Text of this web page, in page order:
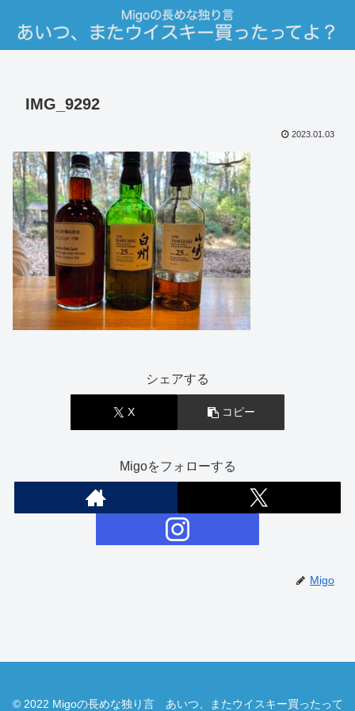
IMG_9292
2023.01.03
シェアする
X コピー
Migoをフォローする
Migo
© 2022 Migoの長めな独り言 あいつ、またウイスキー買ったって